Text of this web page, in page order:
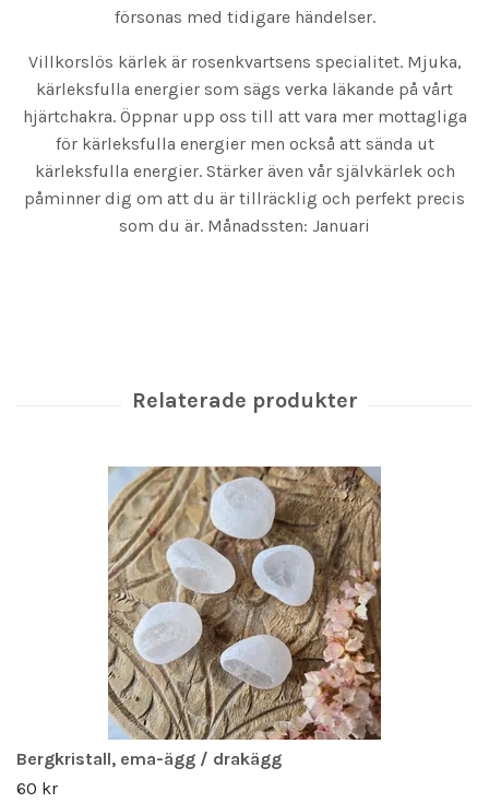
försonas med tidigare händelser.
Villkorslös kärlek är rosenkvartsens specialitet. Mjuka,
kärleksfulla energier som sägs verka läkande på vårt
hjärtchakra. Öppnar upp oss till att vara mer mottagliga
för kärleksfulla energier men också att sända ut
kärleksfulla energier. Stärker även vår självkärlek och
påminner dig om att du är tillräcklig och perfekt precis
som du är. Månadssten: Januari
Bergkristall, ema-ägg / drakägg
60 kr